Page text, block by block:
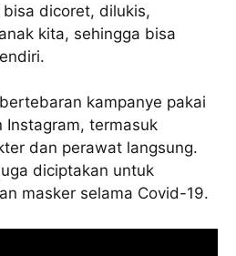
dicoret, dilukis,
kita, sehingga bisa
kampanye pakai
Instagram, termasuk
dan perawat langsung.
diciptakan untuk
masker selama Covid-19.